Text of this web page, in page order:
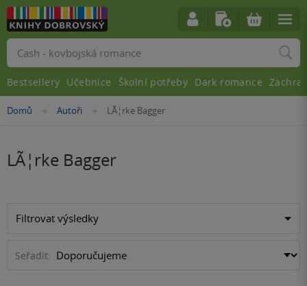
Nacházíte
Domů »Autoři »
LÃ¦rke Bagger
LÃ¦rke Bagger
Filtrovat výsledky
Seřadit:
Vyhledávání
Bestsellery Učebnice Školní potřeby Dark romance